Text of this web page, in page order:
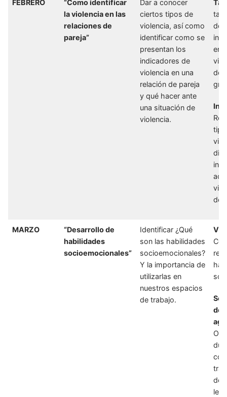
FEBRERO
“Como identificar
la violencia en las
relaciones de
pareja”
Dar a conocer
ciertos tipos de
violencia, así como
identificar como se
presentan los
indicadores de
violencia en una
relación de pareja
y qué hacer ante
una situación de
violencia.
de
de
MARZO
“Desarrollo de
habilidades
socioemocionales”
Identificar ¿Qué
son las habilidades
socioemocionales?
Y la importancia de
utilizarlas en
nuestros espacios
de trabajo.
de
de
le